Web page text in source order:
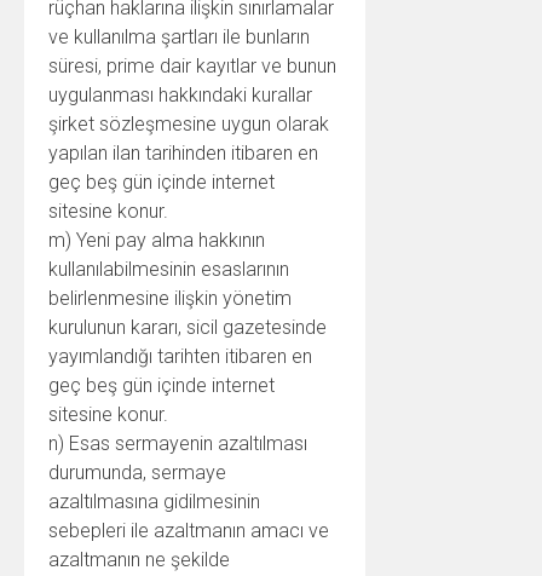
rüçhan haklarına ilişkin sınırlamalar
ve kullanılma şartları ile bunların
süresi, prime dair kayıtlar ve bunun
uygulanması hakkındaki kurallar
şirket sözleşmesine uygun olarak
yapılan ilan tarihinden itibaren en
geç beş gün içinde internet
sitesine konur.
m) Yeni pay alma hakkının
kullanılabilmesinin esaslarının
belirlenmesine ilişkin yönetim
kurulunun kararı, sicil gazetesinde
yayımlandığı tarihten itibaren en
geç beş gün içinde internet
sitesine konur.
n) Esas sermayenin azaltılması
durumunda, sermaye
azaltılmasına gidilmesinin
sebepleri ile azaltmanın amacı ve
azaltmanın ne şekilde